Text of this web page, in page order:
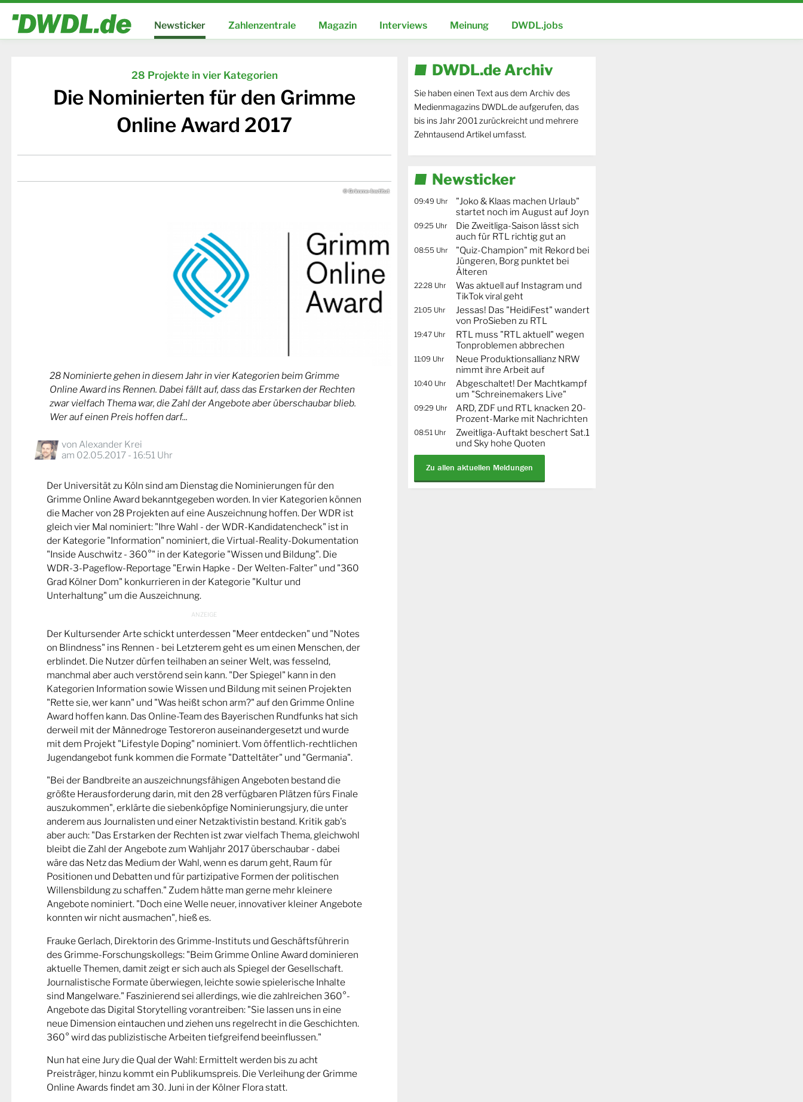
Newsticker Zahlenzentrale Magazin Interviews Meinung DWDL.jobs
28 Projekte in vier Kategorien
Die Nominierten für den Grimme
Online Award 2017
© Grimme-Institut
28 Nominierte gehen in diesem Jahr in vier Kategorien beim Grimme
Online Award ins Rennen. Dabei fällt auf, dass das Erstarken der Rechten
zwar vielfach Thema war, die Zahl der Angebote aber überschaubar blieb.
Wer auf einen Preis hoffen darf...
von Alexander Krei
am 02.05.2017 - 16:51 Uhr
Der Universität zu Köln sind am Dienstag die Nominierungen für den
Grimme Online Award bekanntgegeben worden. In vier Kategorien können
die Macher von 28 Projekten auf eine Auszeichnung hoffen. Der WDR ist
gleich vier Mal nominiert: "Ihre Wahl - der WDR-Kandidatencheck" ist in
der Kategorie "Information" nominiert, die Virtual-Reality-Dokumentation
"Inside Auschwitz - 360°" in der Kategorie "Wissen und Bildung". Die
WDR-3-Pageflow-Reportage "Erwin Hapke - Der Welten-Falter" und "360
Grad Kölner Dom" konkurrieren in der Kategorie "Kultur und
Unterhaltung" um die Auszeichnung.
Der Kultursender Arte schickt unterdessen "Meer entdecken" und "Notes
on Blindness" ins Rennen - bei Letzterem geht es um einen Menschen, der
erblindet. Die Nutzer dürfen teilhaben an seiner Welt, was fesselnd,
manchmal aber auch verstörend sein kann. "Der Spiegel" kann in den
Kategorien Information sowie Wissen und Bildung mit seinen Projekten
"Rette sie, wer kann" und "Was heißt schon arm?" auf den Grimme Online
Award hoffen kann. Das Online-Team des Bayerischen Rundfunks hat sich
derweil mit der Männedroge Testoreron auseinandergesetzt und wurde
mit dem Projekt "Lifestyle Doping" nominiert. Vom öffentlich-rechtlichen
Jugendangebot funk kommen die Formate "Datteltäter" und "Germania".
"Bei der Bandbreite an auszeichnungsfähigen Angeboten bestand die
größte Herausforderung darin, mit den 28 verfügbaren Plätzen fürs Finale
auszukommen", erklärte die siebenköpfige Nominierungsjury, die unter
anderem aus Journalisten und einer Netzaktivistin bestand. Kritik gab's
aber auch: "Das Erstarken der Rechten ist zwar vielfach Thema, gleichwohl
bleibt die Zahl der Angebote zum Wahljahr 2017 überschaubar - dabei
wäre das Netz das Medium der Wahl, wenn es darum geht, Raum für
Positionen und Debatten und für partizipative Formen der politischen
Willensbildung zu schaffen." Zudem hätte man gerne mehr kleinere
Angebote nominiert. "Doch eine Welle neuer, innovativer kleiner Angebote
konnten wir nicht ausmachen", hieß es.
Frauke Gerlach, Direktorin des Grimme-Instituts und Geschäftsführerin
des Grimme-Forschungskollegs: "Beim Grimme Online Award dominieren
aktuelle Themen, damit zeigt er sich auch als Spiegel der Gesellschaft.
Journalistische Formate überwiegen, leichte sowie spielerische Inhalte
sind Mangelware." Faszinierend sei allerdings, wie die zahlreichen 360°-
Angebote das Digital Storytelling vorantreiben: "Sie lassen uns in eine
neue Dimension eintauchen und ziehen uns regelrecht in die Geschichten.
360° wird das publizistische Arbeiten tiefgreifend beeinflussen."
Nun hat eine Jury die Qual der Wahl: Ermittelt werden bis zu acht
Preisträger, hinzu kommt ein Publikumspreis. Die Verleihung der Grimme
Online Awards findet am 30. Juni in der Kölner Flora statt.
DWDL.de Archiv
Sie haben einen Text aus dem Archiv des
Medienmagazins DWDL.de aufgerufen, das
bis ins Jahr 2001 zurückreicht und mehrere
Zehntausend Artikel umfasst.
Newsticker
09:49 Uhr
"Joko & Klaas machen Urlaub"
startet noch im August auf Joyn
09:25 Uhr
Die Zweitliga-Saison lässt sich
auch für RTL richtig gut an
08:55 Uhr
"Quiz-Champion" mit Rekord bei
Jüngeren, Borg punktet bei
Älteren
22:28 Uhr
Was aktuell auf Instagram und
TikTok viral geht
21:05 Uhr
Jessas! Das "HeidiFest" wandert
von ProSieben zu RTL
19:47 Uhr
RTL muss "RTL aktuell" wegen
Tonproblemen abbrechen
11:09 Uhr
Neue Produktionsallianz NRW
nimmt ihre Arbeit auf
10:40 Uhr
Abgeschaltet! Der Machtkampf
um "Schreinemakers Live"
09:29 Uhr
ARD, ZDF und RTL knacken 20-
Prozent-Marke mit Nachrichten
08:51 Uhr
Zweitliga-Auftakt beschert Sat.1
und Sky hohe Quoten
Zu allen aktuellen Meldungen